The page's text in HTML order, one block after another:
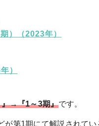
）（2023年）
）
』→『1～3期』です。
が第1期にて解説されて